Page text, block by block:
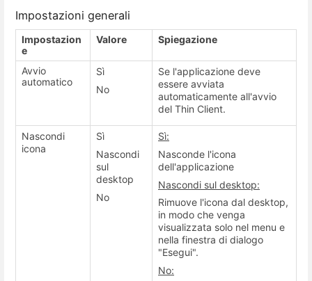
Impostazioni generali
Impostazion
e
Valore Spiegazione
Avvio
automatico
Sì
No
Se l'applicazione deve
essere avviata
automaticamente all'avvio
del Thin Client.
Nascondi
icona
Sì
Nascondi
sul
desktop
No
Sì:
Nasconde l'icona
dell'applicazione
Nascondi sul desktop:
Rimuove l'icona dal desktop,
in modo che venga
visualizzata solo nel menu e
nella finestra di dialogo
"Esegui".
No: